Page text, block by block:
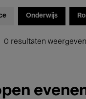
Onderwijs
0 resultaten weergeven